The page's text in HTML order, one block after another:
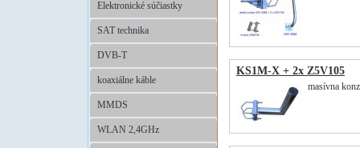
Elektronické súčiastky
SAT technika
DVB-T
koaxiálne káble
MMDS
WLAN 2,4GHz
KS1M-X + 2x Z5V105
masívna